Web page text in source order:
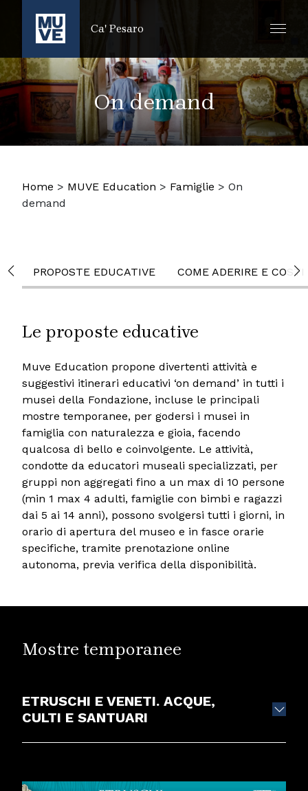
SALTA AL CONTENUTO PRINCIPALE
Ca' Pesaro
On demand
Home > MUVE Education > Famiglie > On
demand
PROPOSTE EDUCATIVE COME ADERIRE E COSTI
Le proposte educative
Muve Education propone divertenti attività e
suggestivi itinerari educativi ‘on demand’ in tutti i
musei della Fondazione, incluse le principali
mostre temporanee, per godersi i musei in
famiglia con naturalezza e gioia, facendo
qualcosa di bello e coinvolgente. Le attività,
condotte da educatori museali specializzati, per
gruppi non aggregati fino a un max di 10 persone
(min 1 max 4 adulti, famiglie con bimbi e ragazzi
dai 5 ai 14 anni), possono svolgersi tutti i giorni, in
orario di apertura del museo e in fasce orarie
specifiche, tramite prenotazione online
autonoma, previa verifica della disponibilità.
Mostre temporanee
ETRUSCHI E VENETI. ACQUE,
CULTI E SANTUARI